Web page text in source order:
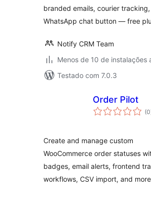
branded emails, courier
WhatsApp chat button — free
Notify CRM Team
Menos de 10 de instalações
Testado com 7.0.3
Order Pilot
(0
Create and manage custom
WooCommerce order statuses
badges, email alerts, frontend
workflows, CSV import, and